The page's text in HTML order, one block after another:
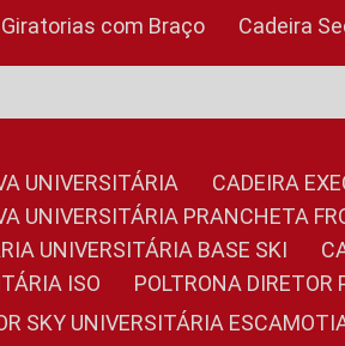
Giratorias com Braço
Cadeira
UNIVERSITÁRIA
CADEIRA
UNIVERSITÁRIA PRANCHETA
UNIVERSITÁRIA BASE SKI
ISO
POLTRONA
SKY UNIVERSITÁRIA